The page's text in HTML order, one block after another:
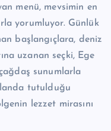
menü, mevsimin en
yorumluyor. Günlük
başlangıçlara, deniz
uzanan seçki, Ege
sunumlarla
tutulduğu
lezzet mirasını